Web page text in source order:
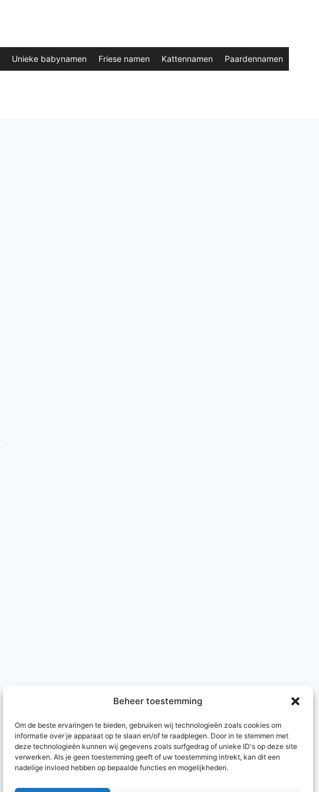
Beheer toestemming
Om de beste ervaringen te bieden, gebruiken wij technologieën zoals cookies om
informatie over je apparaat op te slaan en/of te raadplegen. Door in te stemmen met
deze technologieën kunnen wij gegevens zoals surfgedrag of unieke ID's op deze site
verwerken. Als je geen toestemming geeft of uw toestemming intrekt, kan dit een
nadelige invloed hebben op bepaalde functies en mogelijkheden.
Unieke babynamen Friese namen Kattennamen Paardennamen